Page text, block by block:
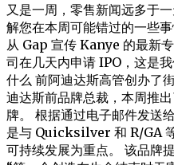
又是一周，零售新闻远多于
解您在本周可能错过的一些
从 Gap 宣传 Kanye 的最新
司在几天内申请 IPO，这是
什么 前阿迪达斯高管创办
迪达斯前品牌总裁，本周推
牌。 根据通过电子邮件发送
是与 Quicksilver 和 R/GA
可持续发展为重点。 该品牌